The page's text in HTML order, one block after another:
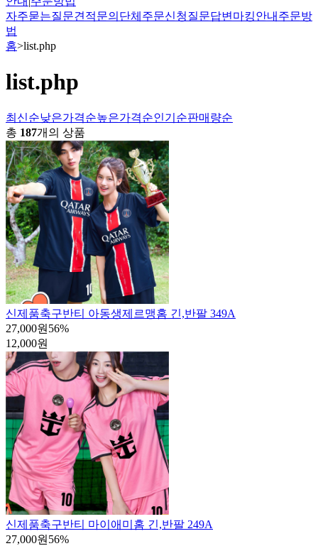
자주묻는질문견적문의 단체주문신청질문답변 마킹안내 주문방
법
홈>list.php
list.php
최신순낮은가격순높은가격순인기순판매량순
총 187개의 상품
신제품축구반티 아동생제르맹홈 긴,반팔 349A
27,000원 56%
12,000원
신제품축구반티 마이애미홈 긴,반팔 249A
27,000원 56%